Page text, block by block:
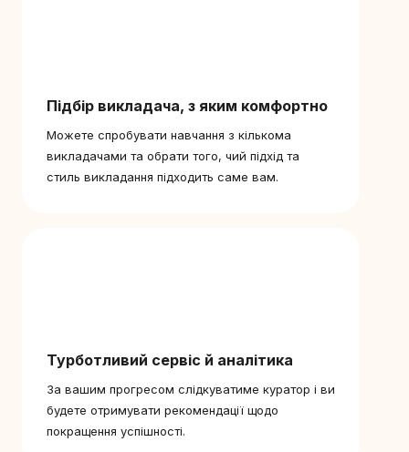
За вашим прогресом слідкуватиме куратор і ви
будете отримувати рекомендації щодо
покращення успішності.
Можете спробувати навчання з кількома
викладачами та обрати того, чий підхід та
стиль викладання підходить саме вам.
Турботливий сервіс й аналітика
Підбір викладача, з яким комфортно